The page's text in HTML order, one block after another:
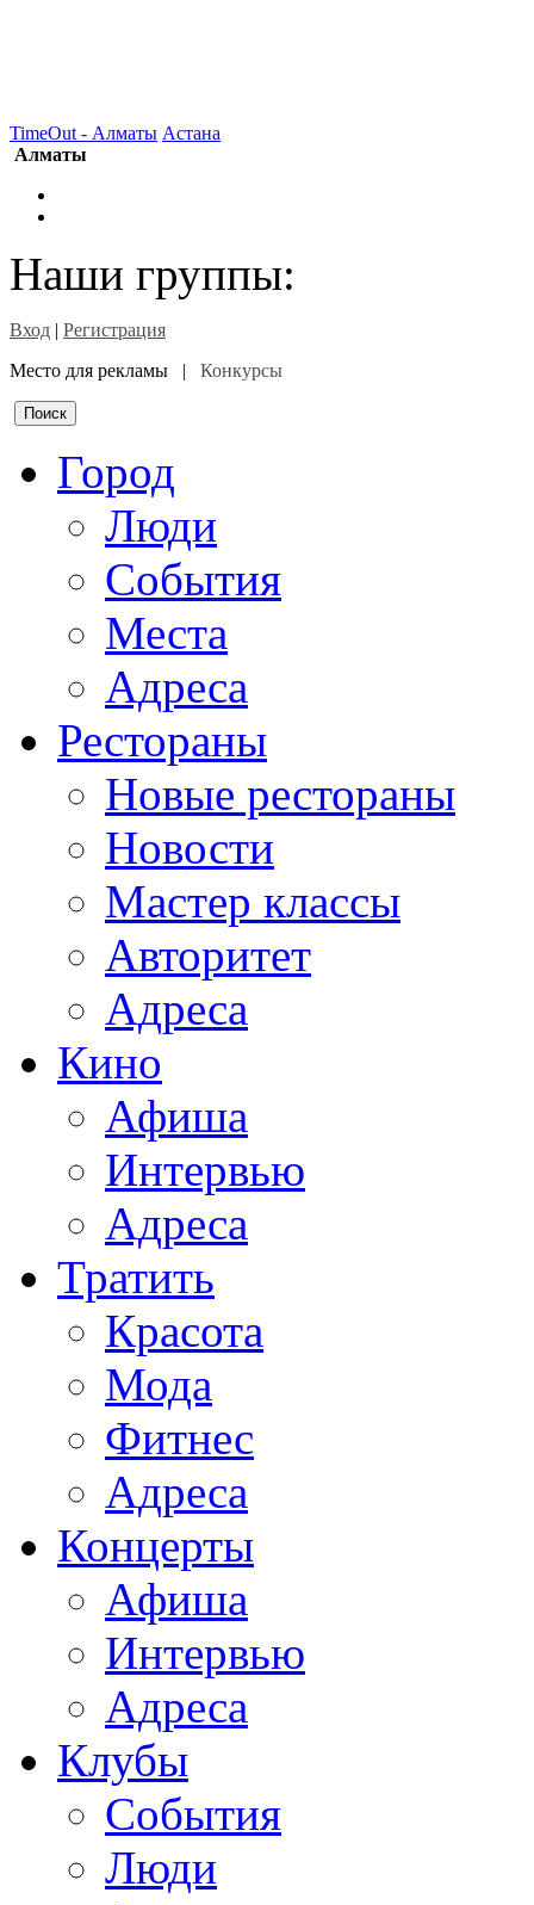
TimeOut - Алматы Астана
Алматы
Наши группы:
Вход | Регистрация
Место для рекламы | Конкурсы
Город
Люди
События
Места
Адреса
Рестораны
Новые рестораны
Новости
Мастер классы
Авторитет
Адреса
Кино
Афиша
Интервью
Адреса
Тратить
Красота
Мода
Фитнес
Адреса
Концерты
Афиша
Интервью
Адреса
Клубы
События
Люди